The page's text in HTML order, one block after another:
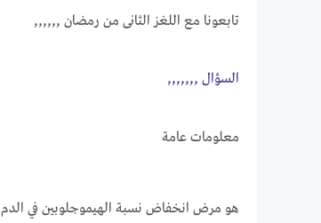
تابعونا مع اللغز الثانى من رمضان ,,,,,,
الســــؤال ,,,,,,,
معلومات عامة
هو مرض انخفاض نسبة الهيموجلوبين في الدم